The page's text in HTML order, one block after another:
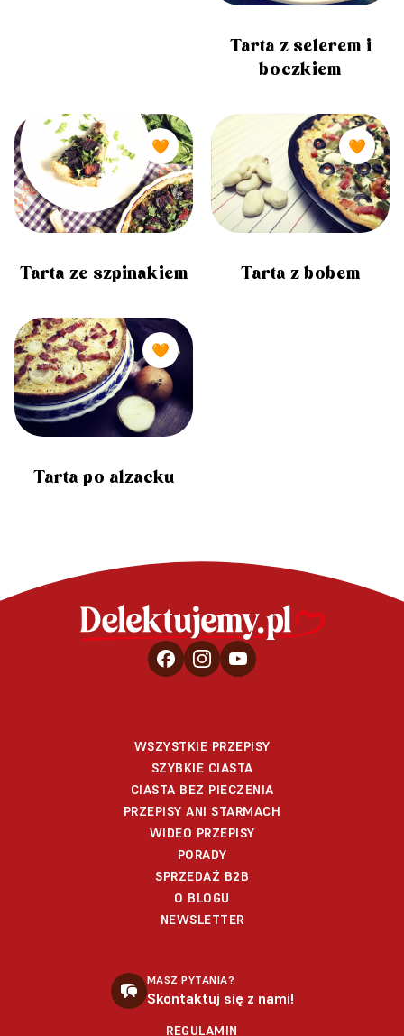
Tarta z selerem i
boczkiem
🧡
Tarta ze szpinakiem
🧡
Tarta z bobem
🧡
Tarta po alzacku
WSZYSTKIE PRZEPISY
SZYBKIE CIASTA
CIASTA BEZ PIECZENIA
PRZEPISY ANI STARMACH
WIDEO PRZEPISY
PORADY
SPRZEDAŻ B2B
O BLOGU
NEWSLETTER
MASZ PYTANIA?
Skontaktuj się z nami!
REGULAMIN